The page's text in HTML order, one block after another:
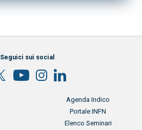
Seguici sui social
Menu footer 2
Agenda Indico
Portale INFN
Elenco Seminari